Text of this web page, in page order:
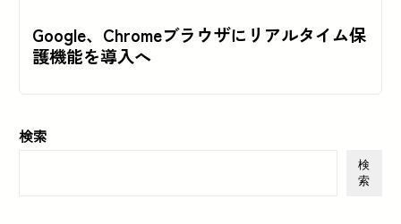
Google、Chromeブラウザにリアルタイム保
護機能を導入へ
検索
検
索